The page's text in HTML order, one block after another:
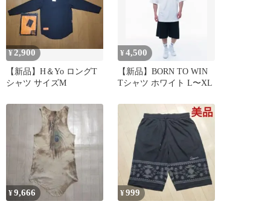
¥ 2,900
【新品】H＆Yo ロングT
シャツ サイズM
¥4,500
【新品】BORN TO WIN
Tシャツ ホワイト L〜XL
¥9,666 ¥999